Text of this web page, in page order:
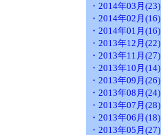
・2014年03月(23)
・2014年02月(16)
・2014年01月(16)
・2013年12月(22)
・2013年11月(27)
・2013年10月(14)
・2013年09月(26)
・2013年08月(24)
・2013年07月(28)
・2013年06月(18)
・2013年05月(27)